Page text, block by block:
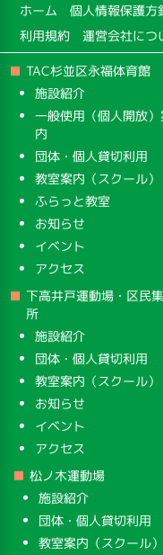
ホーム 個人情報保護方
利用規約 運営会社につ
TAC杉並区永福体育館
施設紹介
一般使用（個人開放）
内
団体・個人貸切利用
教室案内（スクール）
ふらっと教室
お知らせ
イベント
アクセス
下高井戸運動場・区民
所
施設紹介
団体・個人貸切利用
教室案内（スクール）
お知らせ
イベント
アクセス
松ノ木運動場
施設紹介
団体・個人貸切利用
教室案内（スクール）